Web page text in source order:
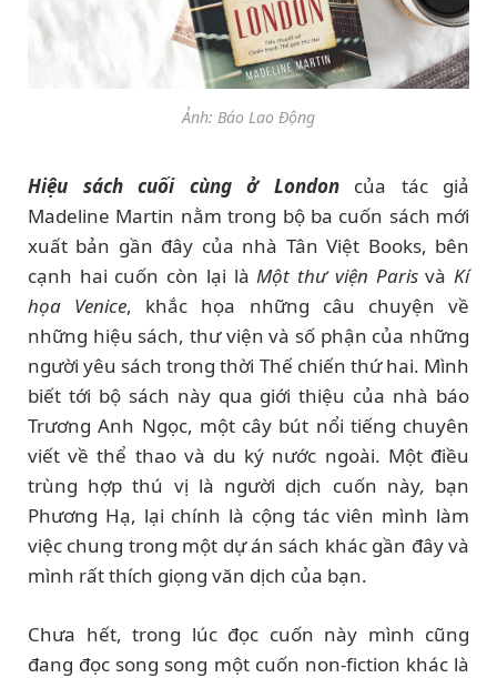
Ảnh: Báo Lao Động
Hiệu sách cuối cùng ở Londoncủa tác giả
Madeline Martin nằm trong bộ ba cuốn sách mới
xuất bản gần đây của nhà Tân Việt Books, bên
cạnh hai cuốn còn lại làMột thư viện ParisvàKí
họa Venice, khắc họa những câu chuyện về
những hiệu sách, thư viện và số phận của những
người yêu sách trong thời Thế chiến thứ hai. Mình
biết tới bộ sách này qua giới thiệu của nhà báo
Trương Anh Ngọc, một cây bút nổi tiếng chuyên
viết về thể thao và du ký nước ngoài. Một điều
trùng hợp thú vị là người dịch cuốn này, bạn
Phương Hạ, lại chính là cộng tác viên mình làm
việc chung trong một dự án sách khác gần đây và
mình rất thích giọng văn dịch của bạn.
Chưa hết, trong lúc đọc cuốn này mình cũng
đang đọc song song một cuốn non-fiction khác là